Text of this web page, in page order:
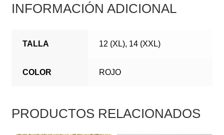
INFORMACIÓN ADICIONAL
TALLA 12 (XL), 14 (XXL)
COLOR ROJO
PRODUCTOS RELACIONADOS